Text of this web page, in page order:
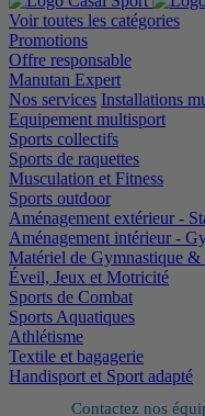
Voir toutes les catégories
Promotions
Offre responsable
Manutan Expert
Nos services Installations
Equipement multisport
Sports collectifs
Sports de raquettes
Musculation et Fitness
Sports outdoor
Aménagement extérieur -
Aménagement intérieur -
Matériel de Gymnastique &
Éveil, Jeux et Motricité
Sports de Combat
Sports Aquatiques
Athlétisme
Textile et bagagerie
Handisport et Sport adapté
Contactez nos